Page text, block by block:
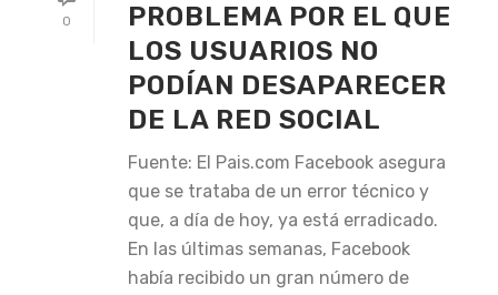
0
PROBLEMA POR EL QUE
LOS USUARIOS NO
PODÍAN DESAPARECER
DE LA RED SOCIAL
Fuente: El Pais.com Facebook asegura
que se trataba de un error técnico y
que, a día de hoy, ya está erradicado.
En las últimas semanas, Facebook
había recibido un gran número de